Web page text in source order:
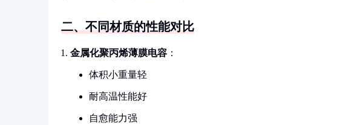
二、不同材质的性能对比
金属化聚丙烯薄膜电容 ：
体积小重量轻
耐高温性能好
自愈能力强